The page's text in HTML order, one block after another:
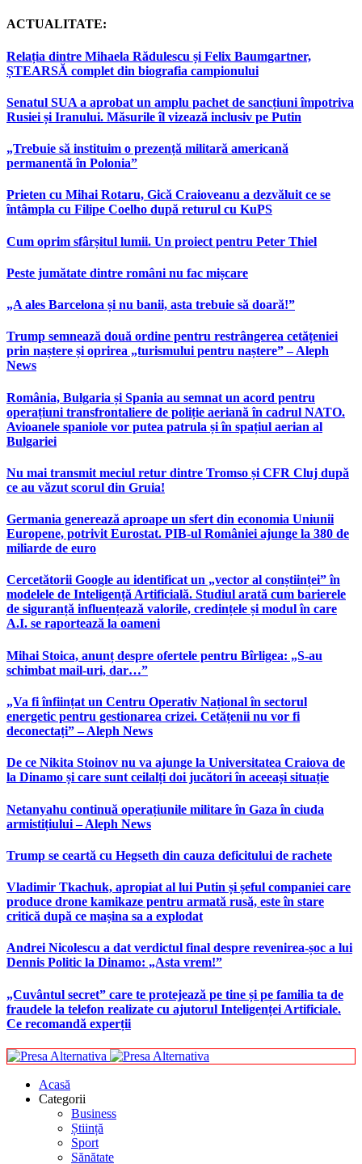
ACTUALITATE:
Relația dintre Mihaela Rădulescu și Felix Baumgartner,
ȘTEARSĂ complet din biografia campionului
Senatul SUA a aprobat un amplu pachet de sancțiuni împotriva
Rusiei și Iranului. Măsurile îl vizează inclusiv pe Putin
„Trebuie să instituim o prezență militară americană
permanentă în Polonia”
Prieten cu Mihai Rotaru, Gică Craioveanu a dezvăluit ce se
întâmpla cu Filipe Coelho după returul cu KuPS
Cum oprim sfârșitul lumii. Un proiect pentru Peter Thiel
Peste jumătate dintre români nu fac mișcare
„A ales Barcelona și nu banii, asta trebuie să doară!”
Trump semnează două ordine pentru restrângerea cetățeniei
prin naștere și oprirea „turismului pentru naștere” – Aleph
News
România, Bulgaria și Spania au semnat un acord pentru
operațiuni transfrontaliere de poliție aeriană în cadrul NATO.
Avioanele spaniole vor putea patrula și în spațiul aerian al
Bulgariei
Nu mai transmit meciul retur dintre Tromso și CFR Cluj după
ce au văzut scorul din Gruia!
Germania generează aproape un sfert din economia Uniunii
Europene, potrivit Eurostat. PIB-ul României ajunge la 380 de
miliarde de euro
Cercetătorii Google au identificat un „vector al conștiinței” în
modelele de Inteligență Artificială. Studiul arată cum barierele
de siguranță influențează valorile, credințele și modul în care
A.I. se raportează la oameni
Mihai Stoica, anunț despre ofertele pentru Bîrligea: „S-au
schimbat mail-uri, dar…”
„Va fi înființat un Centru Operativ Național în sectorul
energetic pentru gestionarea crizei. Cetățenii nu vor fi
deconectați” – Aleph News
De ce Nikita Stoinov nu va ajunge la Universitatea Craiova de
la Dinamo și care sunt ceilalți doi jucători în aceeași situație
Netanyahu continuă operațiunile militare în Gaza în ciuda
armistițiului – Aleph News
Trump se ceartă cu Hegseth din cauza deficitului de rachete
Vladimir Tkachuk, apropiat al lui Putin și șeful companiei care
produce drone kamikaze pentru armată rusă, este în stare
critică după ce mașina sa a explodat
Andrei Nicolescu a dat verdictul final despre revenirea-șoc a lui
Dennis Politic la Dinamo: „Asta vrem!”
„Cuvântul secret” care te protejează pe tine și pe familia ta de
fraudele la telefon realizate cu ajutorul Inteligenței Artificiale.
Ce recomandă experții
Acasă
Categorii
Business
Știință
Sport
Sănătate